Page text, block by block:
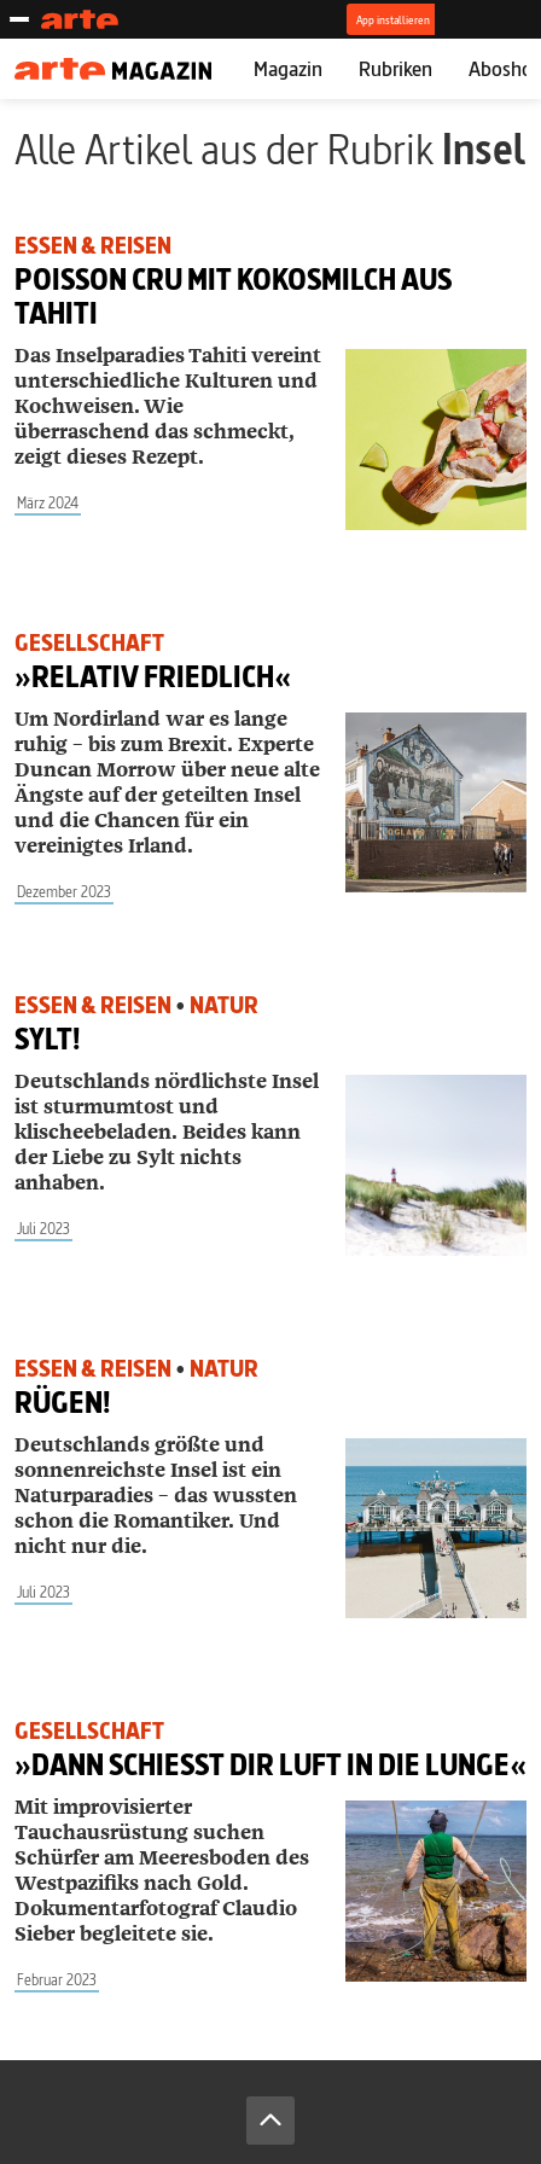
Magazin Rubriken
Alle Artikel aus der RubrikInsel
ESSEN & REISEN
POISSON CRU MIT KOKOSMILCH AUS
TAHITI
Das Inselparadies Tahiti vereint
unterschiedliche Kulturen und
Kochweisen. Wie
überraschend das schmeckt,
zeigt dieses Rezept.
März 2024
GESELLSCHAFT
»RELATIV FRIEDLICH«
Um Nordirland war es lange
ruhig – bis zum Brexit. Experte
Duncan Morrow über neue alte
Ängste auf der geteilten Insel
und die Chancen für ein
vereinigtes Irland.
Dezember 2023
ESSEN & REISEN • NATUR
SYLT!
Deutschlands nördlichste Insel
ist sturmumtost und
klischeebeladen. Beides kann
der Liebe zu Sylt nichts
anhaben.
Juli 2023
ESSEN & REISEN • NATUR
RÜGEN!
Deutschlands größte und
sonnenreichste Insel ist ein
Naturparadies – das wussten
schon die Romantiker. Und
nicht nur die.
Juli 2023
GESELLSCHAFT
»DANN SCHIESST DIR LUFT IN DIE LUNGE«
Mit improvisierter
Tauchausrüstung suchen
Schürfer am Meeresboden des
Westpazifiks nach Gold.
Dokumentarfotograf Claudio
Sieber begleitete sie.
Februar 2023